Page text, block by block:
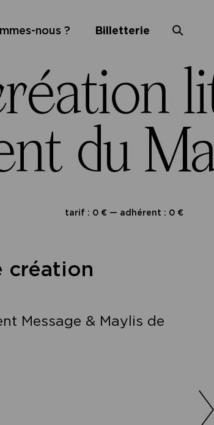
nous ? Billetterie
du
tarif : 0 € — adhérent : 0 €
création
Message & Maylis de